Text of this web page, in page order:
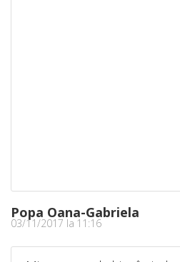
Popa Oana-Gabriela
03/11/2017 la 11:16